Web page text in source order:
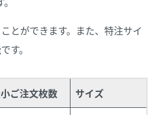
とができます。また、特注サイ
す。
ご注文枚数 サイズ